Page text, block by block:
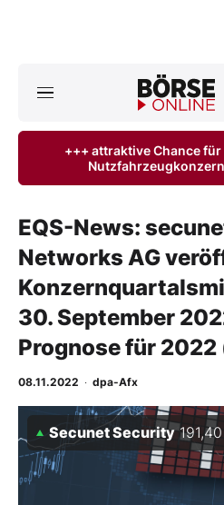
ktuelle Ausgabe
Finanz-Check
Abo & Shop
BO-Musterdepots
Mein B:O
+++ attraktive Chance
EQS-News:
Networks AG
30. September
Prognose für
08.11.2022 · dpa-Afx
Secunet Security 191,40